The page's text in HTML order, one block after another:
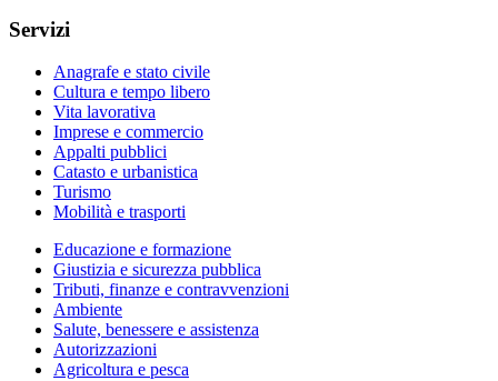
Servizi
Anagrafe e stato civile
Cultura e tempo libero
Vita lavorativa
Imprese e commercio
Appalti pubblici
Catasto e urbanistica
Turismo
Mobilità e trasporti
Educazione e formazione
Giustizia e sicurezza pubblica
Tributi, finanze e contravvenzioni
Ambiente
Salute, benessere e assistenza
Autorizzazioni
Agricoltura e pesca